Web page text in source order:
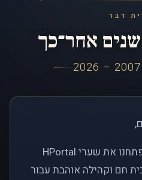
דבר
אחר־כך
לפני כמעט שני עשורים, פתחנו את שערי HPortal
חם וקהילה אוהבת עבור